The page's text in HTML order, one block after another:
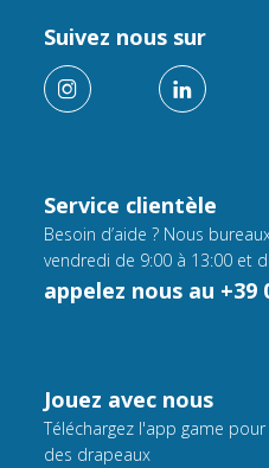
Service clientèle
Besoin d’aide ? Nous
vendredi de 9:00 à 13:00 et
appelez nous au +39
Suivez nous sur
Jouez avec nous
Téléchargez l'app game
des drapeaux